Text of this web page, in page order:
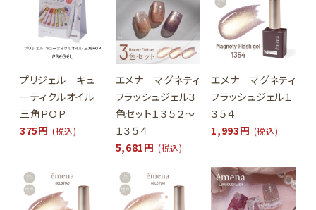
種類
プリジェル キュ
ーティクルオイル
三角ＰＯＰ
375円 (税込)
エメナ マグネティ
フラッシュジェル３
色セット１３５２～
１３５４
5,681円 (税込)
エメナ マグネティ
フラッシュジェル１
３５４
1,993円 (税込)